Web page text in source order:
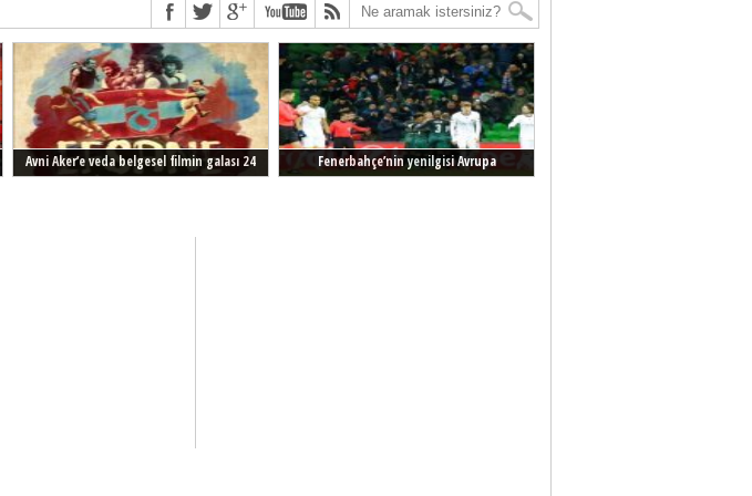
Avni Aker’e veda belgesel filmin galası 24
Fenerbahçe’nin yenilgisi Avrupa